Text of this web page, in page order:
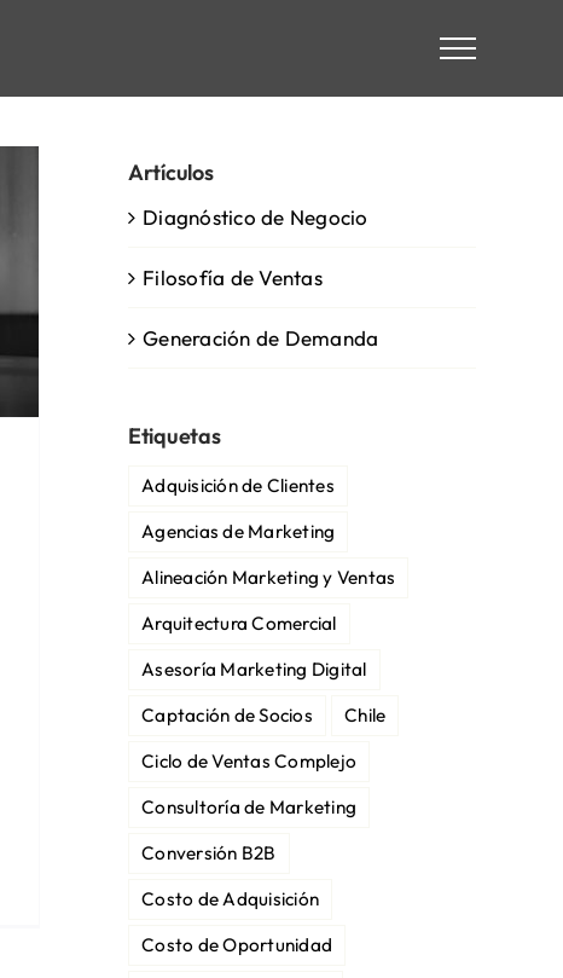
Artículos
Diagnóstico de Negocio
Filosofía de Ventas
Generación de Demanda
Etiquetas
Adquisición de Clientes
Agencias de Marketing
Alineación Marketing y Ventas
Arquitectura Comercial
Asesoría Marketing Digital
Captación de Socios
Chile
Ciclo de Ventas Complejo
Consultoría de Marketing
Conversión B2B
Costo de Adquisición
Costo de Oportunidad